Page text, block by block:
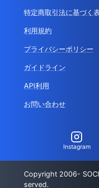
特定商取引法に基づく
利用規約
プライバシーポリシー
ガイドライン
API利用
お問い合わせ
Instagram
Copyright 2006-
served.